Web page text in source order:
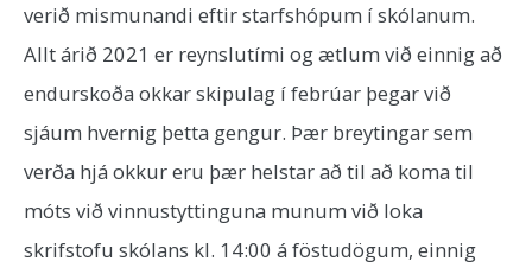
verið mismunandi eftir starfshópum í skólanum.
Allt árið 2021 er reynslutími og ætlum við einnig að
endurskoða okkar skipulag í febrúar þegar við
sjáum hvernig þetta gengur. Þær breytingar sem
verða hjá okkur eru þær helstar að til að koma til
móts við vinnustyttinguna munum við loka
skrifstofu skólans kl. 14:00 á föstudögum, einnig